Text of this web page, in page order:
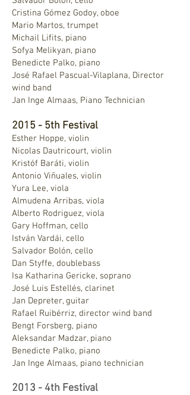
Cristina Gómez Godoy, oboe
Mario Martos, trumpet
Michail Lifits, piano
Sofya Melikyan, piano
Benedicte Palko, piano
José Rafael Pascual-Vilaplana, Director
wind band
Jan Inge Almaas, Piano Technician
2015 - 5th Festival
Esther Hoppe, violin
Nicolas Dautricourt, violin
Kristóf Baráti, violin
Antonio Viñuales, violin
Yura Lee, viola
Almudena Arribas, viola
Alberto Rodriguez, viola
Gary Hoffman, cello
István Vardái, cello
Salvador Bolón, cello
Dan Styffe, doublebass
Isa Katharina Gericke, soprano
José Luis Estellés, clarinet
Jan Depreter, guitar
Rafael Ruibérriz, director wind band
Bengt Forsberg, piano
Aleksandar Madzar, piano
Benedicte Palko, piano
Jan Inge Almaas, piano technician
2013 - 4th Festival